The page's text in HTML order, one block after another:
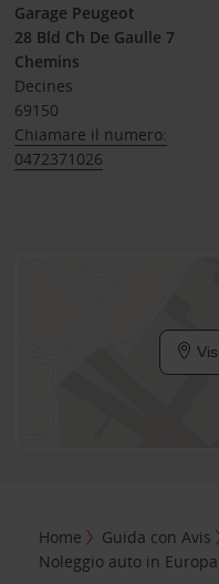
Garage Peugeot
28 Bld Ch De Gaulle 7
Chemins
Decines
69150
Chiamare il numero:
0472371026
Home Guida con Avis
Noleggio auto in Europa